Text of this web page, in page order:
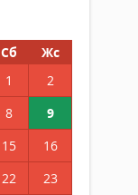
Сб
Жс
1
2
8
9
15
16
22 23